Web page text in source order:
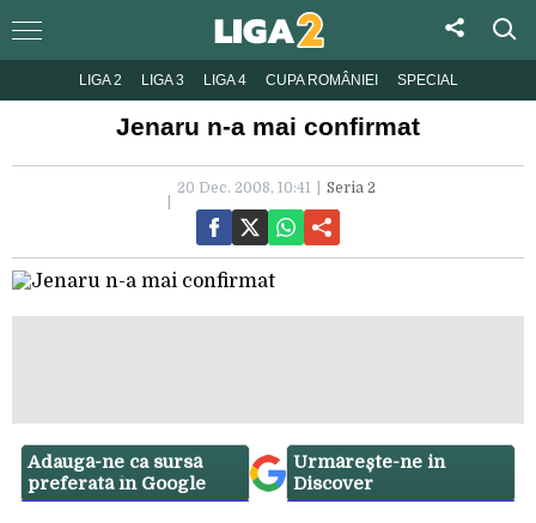
LIGA 2 LIGA 3 LIGA 4 CUPA ROMÂNIEI SPECIAL
Jenaru n-a mai confirmat
20 Dec. 2008, 10:41 Seria 2
Adaugă-ne ca sursă
preferată în Google
Urmărește-ne in
Discover